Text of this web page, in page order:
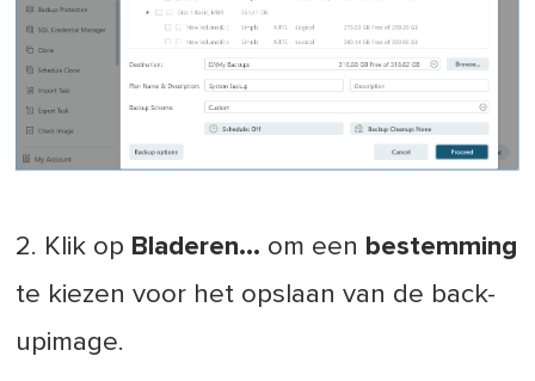
2. Klik op Bladeren... om een bestemming
te kiezen voor het opslaan van de back-
upimage.